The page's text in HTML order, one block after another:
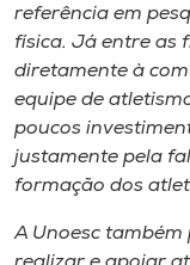
referência em
física. Já entre as
diretamente à
equipe de
poucos
justamente pela
formação dos
A Unoesc